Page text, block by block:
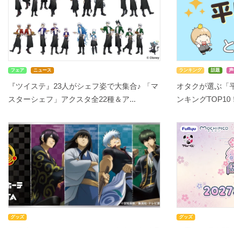
フェア ニュース
『ツイステ』23人がシェフ姿で大集合♪ 「マ
スターシェフ」アクスタ全22種＆ア...
ランキング 話題
オタクが選ぶ「
ンキングTOP10
グッズ グッズ